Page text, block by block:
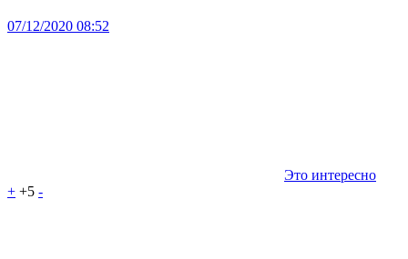
07/12/2020 08:52
Это интересно
+ +5 -